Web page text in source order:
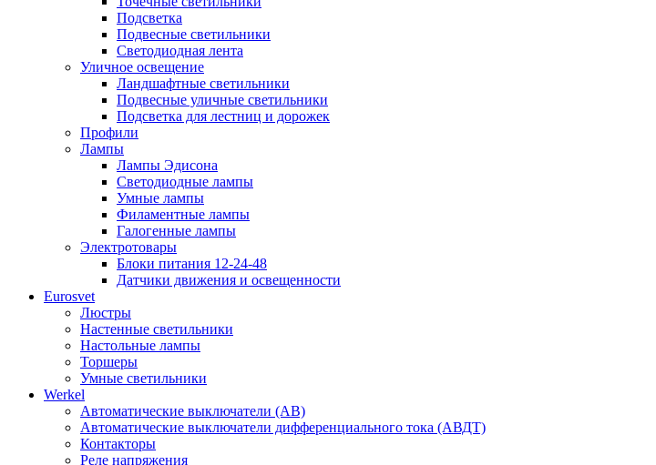
Подсветка
Подвесные светильники
Светодиодная лента
Уличное освещение
Ландшафтные светильники
Подвесные уличные светильники
Подсветка для лестниц и дорожек
Профили
Лампы
Лампы Эдисона
Светодиодные лампы
Умные лампы
Филаментные лампы
Галогенные лампы
Электротовары
Блоки питания 12-24-48
Датчики движения и освещенности
Eurosvet
Люстры
Настенные светильники
Настольные лампы
Торшеры
Умные светильники
Werkel
Автоматические выключатели (АВ)
Автоматические выключатели дифференциального тока (АВДТ)
Контакторы
Реле напряжения